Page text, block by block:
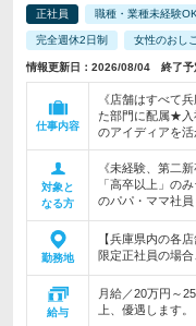
正社員 職種・業種未経験OK
完全週休2日制 女性のおし
情報更新日：2026/08/04 終了予
仕事内容
《店舗はすべて
た部門に配属★入
のアイディアを活
対象と
なる方
《未経験、第二
「高卒以上」の
のパパ・ママ社員
勤務地
【兵庫県内の各
限定正社員の場
給与
月給／20万円～
上、優遇します